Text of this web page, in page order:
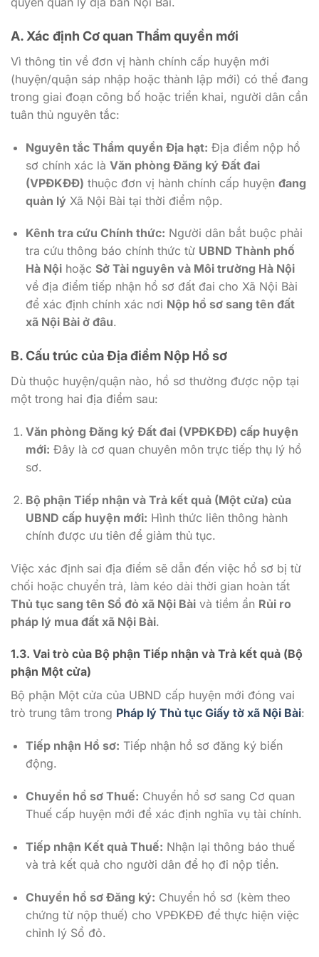
A. Xác định Cơ quan Thẩm quyền mới
Vì thông tin về đơn vị hành chính cấp huyện mới
(huyện/quận sáp nhập hoặc thành lập mới) có thể đang
trong giai đoạn công bố hoặc triển khai, người dân cần
tuân thủ nguyên tắc:
Nguyên tắc Thẩm quyền Địa hạt: Địa điểm nộp hồ
sơ chính xác là Văn phòng Đăng ký Đất đai
(VPĐKĐĐ) thuộc đơn vị hành chính cấp huyện đang
quản lýXã Nội Bài tại thời điểm nộp.
Kênh tra cứu Chính thức: Người dân bắt buộc phải
tra cứu thông báo chính thức từ UBND Thành phố
Hà Nộihoặc Sở Tài nguyên và Môi trường Hà Nội
về địa điểm tiếp nhận hồ sơ đất đai cho Xã Nội Bài
để xác định chính xác nơi Nộp hồ sơ sang tên đất
xã Nội Bài ở đâu.
B. Cấu trúc của Địa điểm Nộp Hồ sơ
Dù thuộc huyện/quận nào, hồ sơ thường được nộp tại
một trong hai địa điểm sau:
Văn phòng Đăng ký Đất đai (VPĐKĐĐ) cấp huyện
mới: Đây là cơ quan chuyên môn trực tiếp thụ lý hồ
sơ.
Bộ phận Tiếp nhận và Trả kết quả (Một cửa) của
UBND cấp huyện mới: Hình thức liên thông hành
chính được ưu tiên để giảm thủ tục.
Việc xác định sai địa điểm sẽ dẫn đến việc hồ sơ bị từ
chối hoặc chuyển trả, làm kéo dài thời gian hoàn tất
Thủ tục sang tên Sổ đỏ xã Nội Bài và tiềm ẩn Rủi ro
pháp lý mua đất xã Nội Bài.
1.3. Vai trò của Bộ phận Tiếp nhận và Trả kết quả (Bộ
phận Một cửa)
Bộ phận Một cửa của UBND cấp huyện mới đóng vai
trò trung tâm trong Pháp lý Thủ tục Giấy tờ xã Nội Bài:
Tiếp nhận Hồ sơ: Tiếp nhận hồ sơ đăng ký biến
động.
Chuyển hồ sơ Thuế: Chuyển hồ sơ sang Cơ quan
Thuế cấp huyện mới để xác định nghĩa vụ tài chính.
Tiếp nhận Kết quả Thuế: Nhận lại thông báo thuế
và trả kết quả cho người dân để họ đi nộp tiền.
Chuyển hồ sơ Đăng ký: Chuyển hồ sơ (kèm theo
chứng từ nộp thuế) cho VPĐKĐĐ để thực hiện việc
chỉnh lý Sổ đỏ.